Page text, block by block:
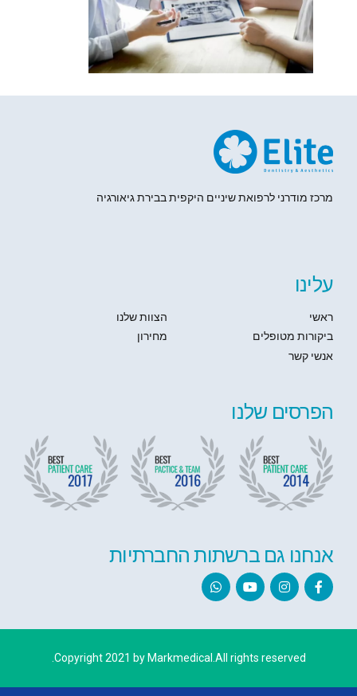
מרכז מודרני לרפואת שיניים היקפית בבירת גיאורגיה
עלינו
ראשי
הצוות שלנו
ביקורות מטופלים
מחירון
אנשי קשר
הפרסים שלנו
אנחנו גם ברשתות החברתיות
Copyright 2021 by Markmedical.All rights reserved.